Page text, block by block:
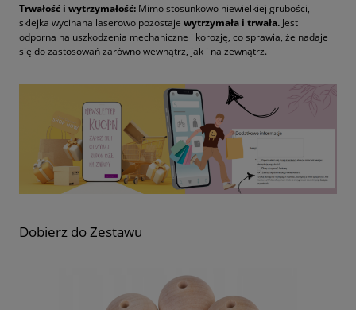
Trwałość i wytrzymałość: Mimo stosunkowo niewielkiej grubości,
sklejka wycinana laserowo pozostaje wytrzymała i trwała. Jest
odporna na uszkodzenia mechaniczne i korozję, co sprawia, że nadaje
się do zastosowań zarówno wewnątrz, jak i na zewnątrz.
Dobierz do Zestawu